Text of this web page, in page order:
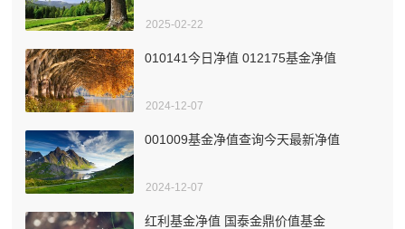
2025-02-22
010141今日净值 012175基金净值
2024-12-07
001009基金净值查询今天最新净值
2024-12-07
红利基金净值 国泰金鼎价值基金